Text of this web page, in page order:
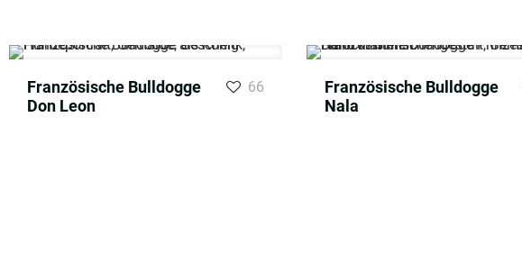
Französische Bulldogge
Don Leon
66
Französische Bulldogge
Nala